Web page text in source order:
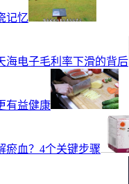
记忆
海电子毛利率下滑的背后
有益健康
瘀血？4个关键步骤